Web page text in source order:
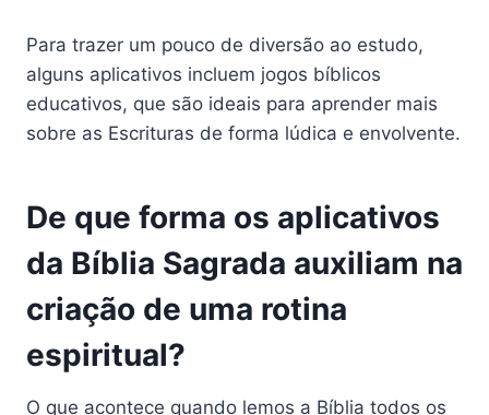
Para trazer um pouco de diversão ao estudo,
alguns aplicativos incluem jogos bíblicos
educativos, que são ideais para aprender mais
sobre as Escrituras de forma lúdica e envolvente.
De que forma os aplicativos
da Bíblia Sagrada auxiliam na
criação de uma rotina
espiritual?
O que acontece quando lemos a Bíblia todos os